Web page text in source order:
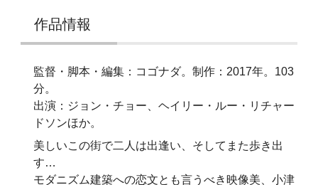
作品情報
監督・脚本・編集：コゴナダ。制作：2017年。103
分。
出演：ジョン・チョー、ヘイリー・ルー・リチャー
ドソンほか。
美しいこの街で二人は出逢い、そしてまた歩き出
す…
モダニズム建築への恋文とも言うべき映像美、小津